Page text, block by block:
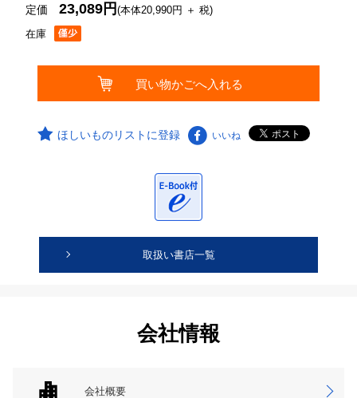
在庫
定価23,089円(本体20,990円 ＋ 税)
ほしいものリストに登録 いいね
取扱い書店一覧
会社情報
会社概要